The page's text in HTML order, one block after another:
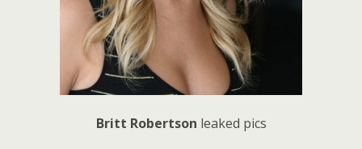
Britt Robertson leaked pics